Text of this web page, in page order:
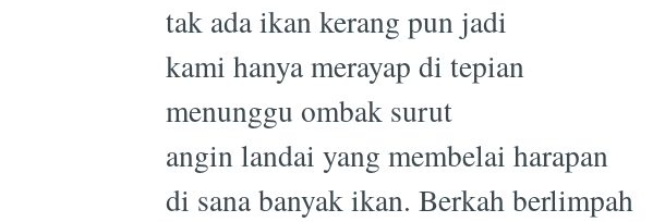
tak ada ikan kerang pun jadi
kami hanya merayap di tepian
menunggu ombak surut
angin landai yang membelai harapan
di sana banyak ikan. Berkah berlimpah